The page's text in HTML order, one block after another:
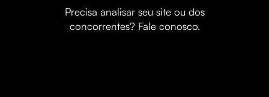
Precisa analisar seu site ou dos
concorrentes? Fale conosco.